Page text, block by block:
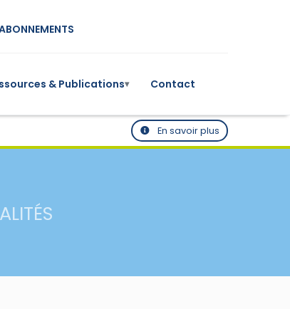
& Publications▾ Contact
En savoir plus